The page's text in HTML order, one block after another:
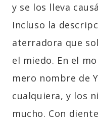
y se los lleva
Incluso la
aterradora que
el miedo. En el
mero nombre de
cualquiera, y los
mucho. Con